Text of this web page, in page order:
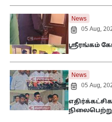
News
05 Aug,
ஸ்ரீரங்கம்
News
05 Aug,